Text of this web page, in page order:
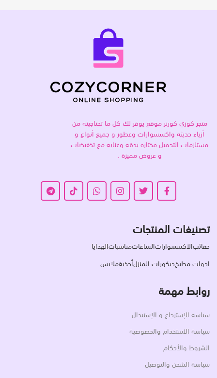
متجر كوزي كورنر موقع يوفر لك كل ما تحتاجينه من
أزياء حديثه واكسسوارات وعطور و جميع أنواع و
مستلزمات التجميل مختاره بدقه وعنايه مع تخفيضات
و عروض مميزة .
تصنيفات المنتجات
حقائبالاكسسواراتالساعاتمناسباتالهدايا
ادوات مطبخديكورات المنزلأحذيةملابس
روابط مهمة
سياسه الإسترجاع و الإستبدال
سياسة الاستخدام والخصوصية
الشروط والأحكام
سياسة الشحن والتوصيل